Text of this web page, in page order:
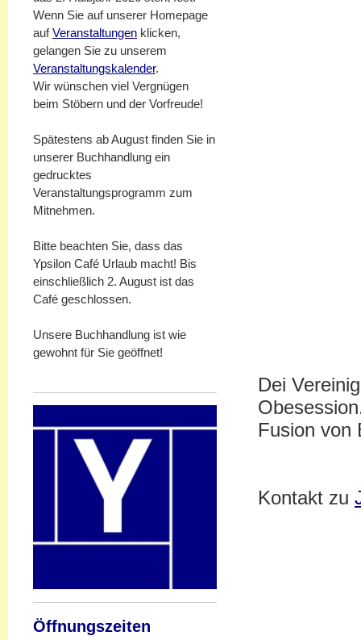
Wenn Sie auf unserer Homepage
aufVeranstaltungen klicken,
gelangen Sie zu unserem
Veranstaltungskalender.
Wir wünschen viel Vergnügen
beim Stöbern und der Vorfreude!
Spätestens ab August finden Sie in
unserer Buchhandlung ein
gedrucktes
Veranstaltungsprogramm zum
Mitnehmen.
Bitte beachten Sie, dass das
Ypsilon Café Urlaub macht! Bis
einschließlich 2. August ist das
Café geschlossen.
Unsere Buchhandlung ist wie
gewohnt für Sie geöffnet!
Öffnungszeiten
Dei
Fusion von
Kontakt zu